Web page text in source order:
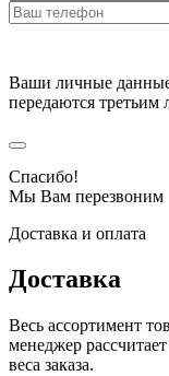
Ваши личные данные
передаются третьим
Спасибо!
Мы Вам перезвоним
Доставка и оплата
Доставка
Весь ассортимент
менеджер
веса заказа.